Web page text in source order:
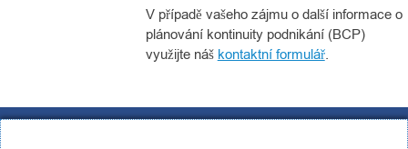
V případě vašeho zájmu o další informace o
plánování kontinuity podnikání (BCP)
využijte náš kontaktní formulář.